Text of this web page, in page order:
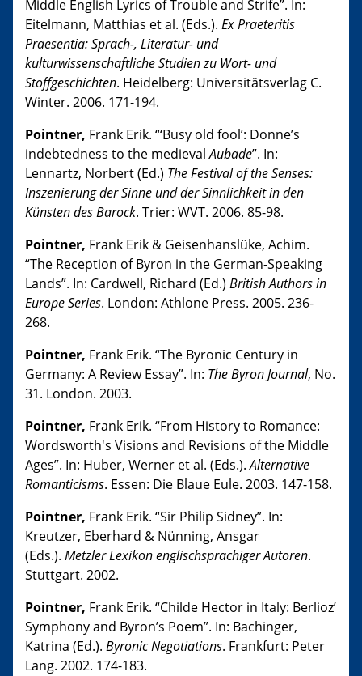
Middle English Lyrics of Trouble and Strife”. In:
Eitelmann, Matthias et al. (Eds.). Ex Praeteritis
Praesentia: Sprach-, Literatur- und
kulturwissenschaftliche Studien zu Wort- und
Stoffgeschichten. Heidelberg: Universitätsverlag C.
Winter. 2006. 171-194.
Pointner, Frank Erik. “‘Busy old fool’: Donne’s
indebtedness to the medievalAubade”. In:
Lennartz, Norbert (Ed.) The Festival of the Senses:
Inszenierung der Sinne und der Sinnlichkeit in den
Künsten des Barock. Trier: WVT. 2006. 85-98.
Pointner, Frank Erik & Geisenhanslüke, Achim.
“The Reception of Byron in the German-Speaking
Lands”. In: Cardwell, Richard (Ed.) British Authors in
Europe Series. London: Athlone Press. 2005. 236-
268.
Pointner, Frank Erik. “The Byronic Century in
Germany: A Review Essay”. In: The Byron Journal, No.
31. London. 2003.
Pointner, Frank Erik. “From History to Romance:
Wordsworth's Visions and Revisions of the Middle
Ages”. In: Huber, Werner et al. (Eds.).Alternative
Romanticisms. Essen: Die Blaue Eule. 2003. 147-158.
Pointner, Frank Erik. “Sir Philip Sidney”. In:
Kreutzer, Eberhard & Nünning, Ansgar
(Eds.). Metzler Lexikon englischsprachiger Autoren.
Stuttgart. 2002.
Pointner, Frank Erik. “Childe Hector in Italy: Berlioz’
Symphony and Byron’s Poem”. In: Bachinger,
Katrina (Ed.). Byronic Negotiations. Frankfurt: Peter
Lang. 2002. 174-183.